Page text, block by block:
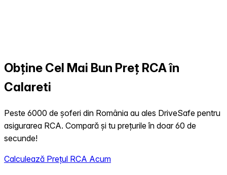
Obține Cel Mai Bun Preț RCA în
Calareti
Peste 6000 de șoferi din România au ales DriveSafe pentru
asigurarea RCA. Compară și tu prețurile în doar 60 de
secunde!
Calculează Prețul RCA Acum